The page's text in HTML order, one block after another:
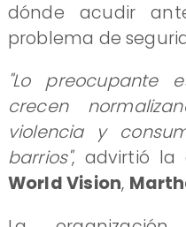
dónde acudir
problema de
"Lo preocupante
crecen
violencia y
barrios", advirtió la
World Vision,